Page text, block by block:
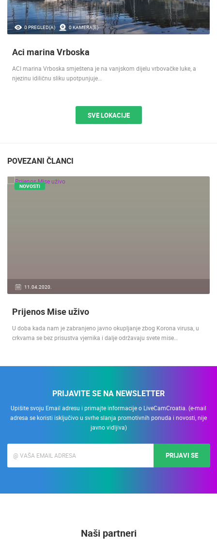
0 PREGLED(A) 0 KAMERA(E)
Aci marina Vrboska
ACI marina Vrboska smještena je na vanjskom dijelu vrbovačke luke, a
njezinu idiličnu sliku upotpunjuje…
SVE LOKACIJE
POVEZANI ČLANCI
11.04.2020.
NOVOSTI
Prijenos Mise uživo
U doba kada nam je zabranjeno javno okupljanje zbog Korona virusa, u
crkvama se bez prisustva vjernika i dalje održavaju svete mise…
PRIJAVITE SE NA NEWSLETTER
Upišite svoju Email adresu i primajte informacije o LiveCamCroatia. (e-mail
adresa se koristi isključivo u svrhe slanja promotivnih ponuda i novosti, nije
javno vidljiva)
PRIJAVI SE
Naši partneri